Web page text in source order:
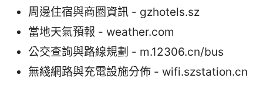
周邊住宿與商圈資訊 - gzhotels.sz
當地天氣預報 - weather.com
公交查詢與路線規劃 - m.12306.cn/bus
無綫網路與充電設施分佈 - wifi.szstation.cn